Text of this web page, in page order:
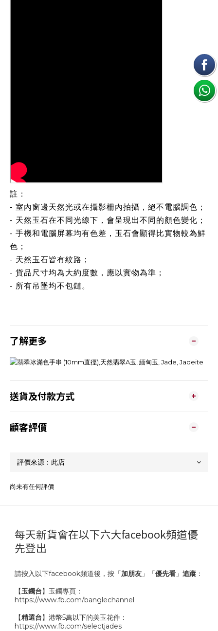
註：
- 室內窗邊天然光或在攝影柵內拍攝，絕不電腦調色；
- 天然玉石在不同光線下，會呈現出不同的顏色變化；
- 手機和電腦屏幕均有色差，玉石會顯得比實物較為鮮
色；
- 天然玉石皆有紋路；
- 貨品尺寸均為大約度數，應以實物為準；
- 所有吊墜均不包鏈。
了解更多
送貨及付款方式
顧客評價
尚未有任何評價
每天新貨會在以下六大facebook頻道優
先登出
請按入以下facebook頻道後，按「加朋友 」「優先看 」 追蹤 ：
【玉鐲台】玉鐲專頁：
https://www.fb.com/banglechannel
【精選台】港幣5萬以下的美玉花件：
https://www.fb.com/selectjades